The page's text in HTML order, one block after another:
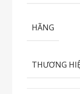
HÃNG
THƯƠNG